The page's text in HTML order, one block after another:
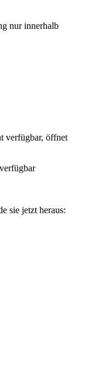
nur innerhalb
verfügbar, öffnet
sie jetzt heraus: